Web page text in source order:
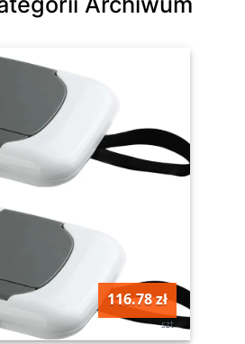
116.78 zł
szt